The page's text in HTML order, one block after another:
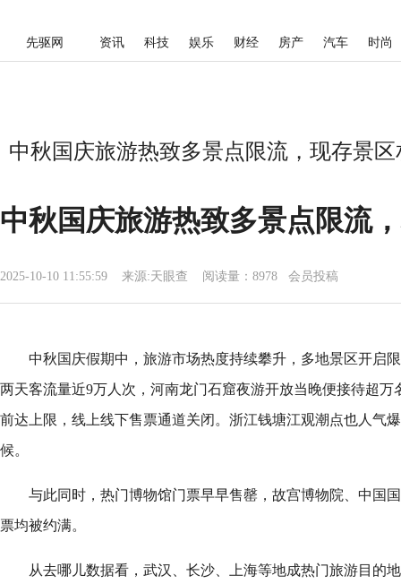
先驱网 资讯 科技 娱乐 财经 房产 汽车 时尚
中秋国庆旅游热致多景点限流，现存景
中秋国庆旅游热致多景点限流
2025-10-10 11:55:59 来源:天眼查 阅读量：8978 会员投稿
中秋国庆假期中，旅游市场热度持续攀升，多地景区开启
两天客流量近9万人次，河南龙门石窟夜游开放当晚便接待超万
前达上限，线上线下售票通道关闭。浙江钱塘江观潮点也人气
候。
与此同时，热门博物馆门票早早售罄，故宫博物院、中国
票均被约满。
从去哪儿数据看，武汉、长沙、上海等地成热门旅游目的